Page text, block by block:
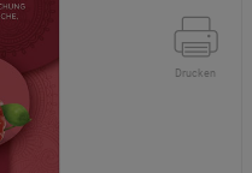
Drucken